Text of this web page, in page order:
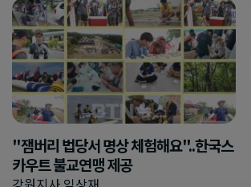
"잼버리 법당서 명상 체험해요"..한국스
카우트 불교연맹 제공